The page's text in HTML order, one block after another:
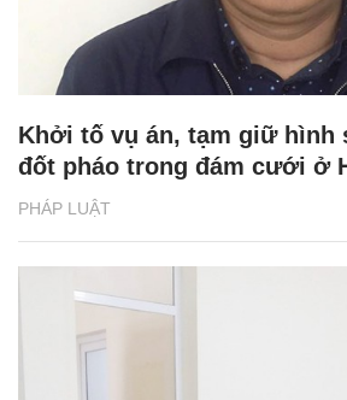
PHÁP LUẬT
Khởi tố vụ án, tạm giữ hình
đốt pháo trong đám cưới ở